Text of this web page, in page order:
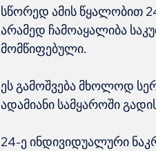
სწორედ ამის წყალობით
არამედ ჩამოაყალიბა
მომწიფებული.
ეს გამოშვება მხოლოდ
ადამიანი სამყაროში
24-ე ინდივიდუალური